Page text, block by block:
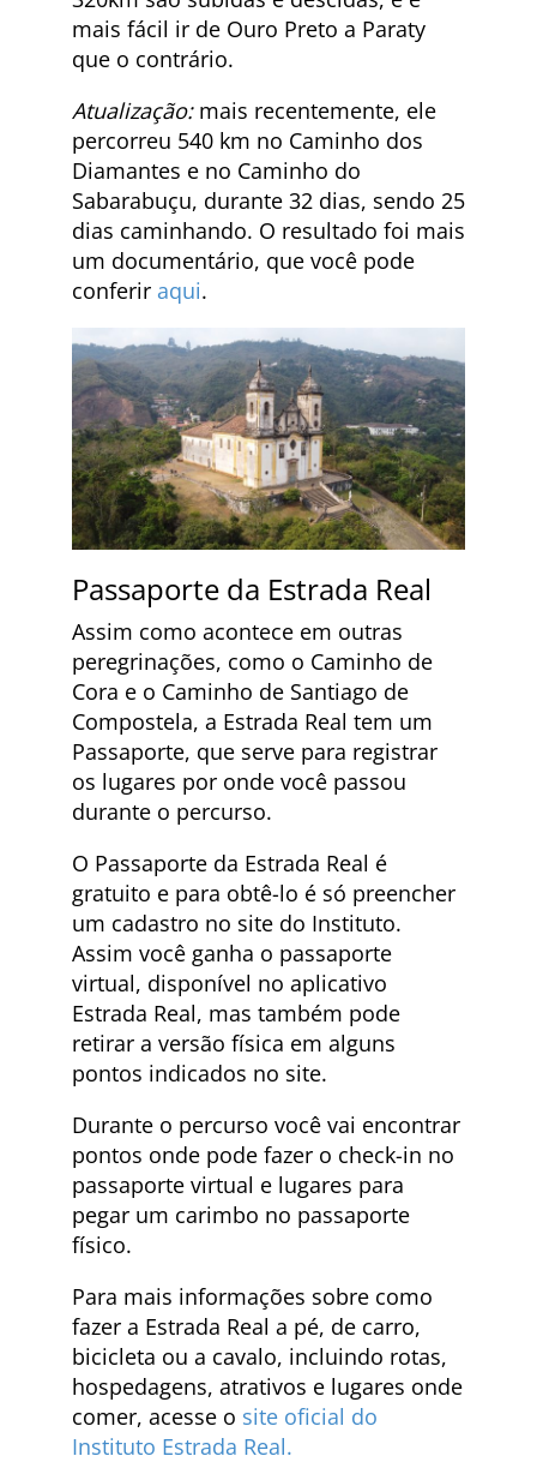
mais fácil ir de Ouro Preto a Paraty
que o contrário.
Atualização:mais recentemente, ele
percorreu 540 km no Caminho dos
Diamantes e no Caminho do
Sabarabuçu, durante 32 dias, sendo 25
dias caminhando. O resultado foi mais
um documentário, que você pode
conferir aqui.
Passaporte da Estrada Real
Assim como acontece em outras
peregrinações, como o Caminho de
Cora e o Caminho de Santiago de
Compostela, a Estrada Real tem um
Passaporte, que serve para registrar
os lugares por onde você passou
durante o percurso.
O Passaporte da Estrada Real é
gratuito e para obtê-lo é só preencher
um cadastro no site do Instituto.
Assim você ganha o passaporte
virtual, disponível no aplicativo
Estrada Real, mas também pode
retirar a versão física em alguns
pontos indicados no site.
Durante o percurso você vai encontrar
pontos onde pode fazer o check-in no
passaporte virtual e lugares para
pegar um carimbo no passaporte
físico.
Para mais informações sobre como
fazer a Estrada Real a pé, de carro,
bicicleta ou a cavalo, incluindo rotas,
hospedagens, atrativos e lugares onde
comer, acesse o site oficial do
Instituto Estrada Real.